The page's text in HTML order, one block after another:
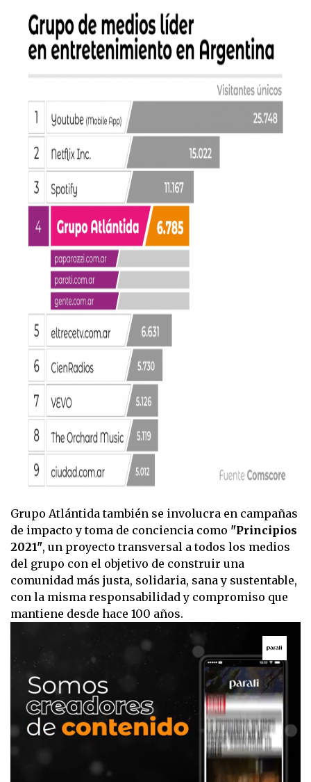
Grupo Atlántida también se involucra en campañas
de impacto y toma de conciencia como "Principios
2021", un proyecto transversal a todos los medios
del grupo con el objetivo de construir una
comunidad más justa, solidaria, sana y sustentable,
con la misma responsabilidad y compromiso que
mantiene desde hace 100 años.